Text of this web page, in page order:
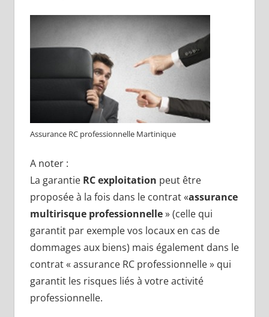
Assurance RC professionnelle Martinique
A noter :
La garantie RC exploitation peut être
proposée à la fois dans le contrat «assurance
multirisque professionnelle» (celle qui
garantit par exemple vos locaux en cas de
dommages aux biens) mais également dans le
contrat « assurance RC professionnelle » qui
garantit les risques liés à votre activité
professionnelle.